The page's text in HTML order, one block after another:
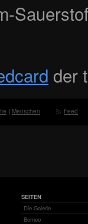
der
| Menschen Feed
SEITEN
Die Galerie
Borneo